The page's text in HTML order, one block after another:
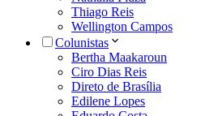
Thiago Reis
Wellington Campos
Colunistas
Bertha Maakaroun
Ciro Dias Reis
Direto de Brasília
Edilene Lopes